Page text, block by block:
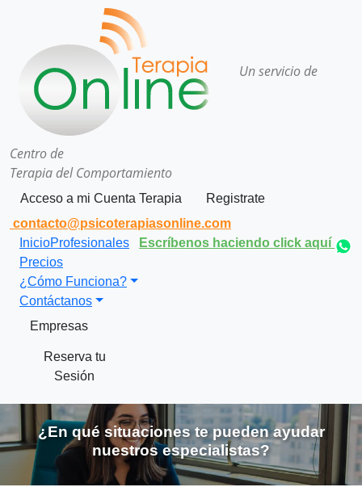
Un servicio de
Centro de
Terapia del Comportamiento
Acceso a mi Cuenta Terapia
Registrate
contacto@psicoterapiasonline.com
Escríbenos haciendo click aquí
InicioProfesionales
Precios
¿Cómo Funciona?
Contáctanos
Empresas
Reserva tu
Sesión
¿En qué situaciones te pueden ayudar
nuestros especialistas?